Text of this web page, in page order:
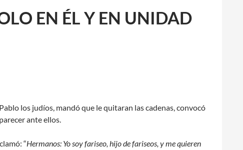
EN ÉL Y EN UNIDAD
los judíos, mandó que le quitaran las cadenas, convocó
ante ellos.
“Hermanos: Yo soy fariseo, hijo de fariseos, y me quieren